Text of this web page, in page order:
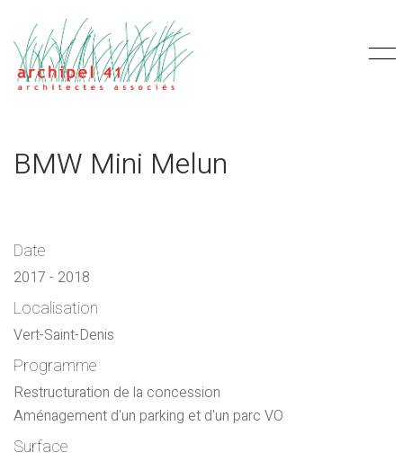
BMW Mini Melun
Date
2017 - 2018
Localisation
Vert-Saint-Denis
Programme
Restructuration de la concession
Aménagement d'un parking et d'un parc VO
Surface